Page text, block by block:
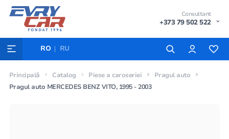
Consultant
+373 79 502 522
RO RU
Principală Catalog Piese a caroseriei
Pragul auto
Pragul auto MERCEDES BENZ VITO, 1995 - 2003